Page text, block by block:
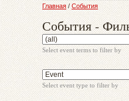
Главная / События
События -
Select event terms to filter by
Select event type to filter by